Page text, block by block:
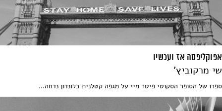
אפוקליפסה אז ועכשיו
שי מרקוביץ'
ספרו של הסופר הסקוטי פיטר מיי על מגפה קטלנית בלונדון נדחה...